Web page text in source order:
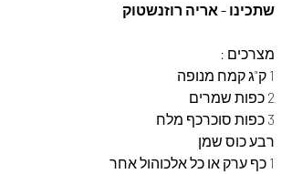
שתכינו - אריה רוזנשטוק
מצרכים :
1 ק"ג קמח מנופה
2 כפות שמרים
3 כפות סוכרכף מלח
רבע כוס שמן
1 כף ערק או כל אלכוהול אחר